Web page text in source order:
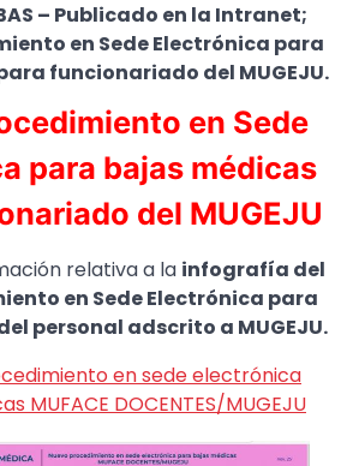
– Publicado en la Intranet;
en Sede Electrónica para
funcionariado del MUGEJU.
en Sede
para bajas médicas
del MUGEJU
relativa a la infografía del
en Sede Electrónica para
personal adscrito a MUGEJU.
en sede electrónica
MUFACE DOCENTES/MUGEJU